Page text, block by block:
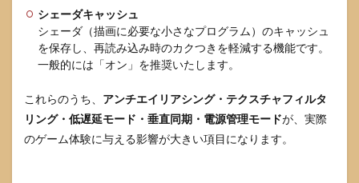
ば、ゲ
ーム内
設定は
触らな
くて良
か？
9.2
Q2. と
シェーダキャッシュ
シェーダ（描画に必要な小さなプログラム）のキャッシュ
を保存し、再読み込み時のカクつきを軽減する機能です。
一般的には「オン」を推奨いたします。
これらのうち、 アンチエイリアシング・テクスチャフィルタ
リング・低遅延モード・垂直同期・電源管理モードが、実際
のゲーム体験に与える影響が大きい項目になります。